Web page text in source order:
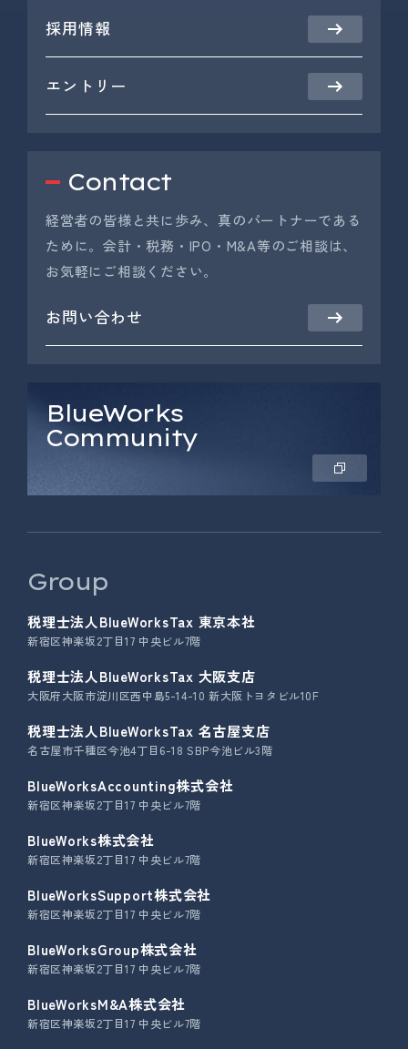
採用情報
エントリー
Contact
経営者の皆様と共に歩み、真のパートナーである
ために。会計・税務・IPO・M&A等のご相談は、
お気軽にご相談ください。
お問い合わせ
BlueWorks
Community
Group
税理士法人BlueWorksTax 東京本社
新宿区神楽坂2丁目17 中央ビル7階
税理士法人BlueWorksTax 大阪支店
大阪府大阪市淀川区西中島5-14-10 新大阪トヨタビル10F
税理士法人BlueWorksTax 名古屋支店
名古屋市千種区今池4丁目6-18 SBP今池ビル3階
BlueWorksAccounting株式会社
新宿区神楽坂2丁目17 中央ビル7階
BlueWorks株式会社
新宿区神楽坂2丁目17 中央ビル7階
BlueWorksSupport株式会社
新宿区神楽坂2丁目17 中央ビル7階
BlueWorksGroup株式会社
新宿区神楽坂2丁目17 中央ビル7階
BlueWorksM&A株式会社
新宿区神楽坂2丁目17 中央ビル7階